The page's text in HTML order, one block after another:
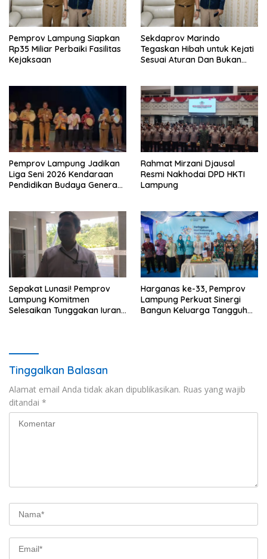
Pemprov Lampung Siapkan
Rp35 Miliar Perbaiki Fasilitas
Kejaksaan
Sekdaprov Marindo
Tegaskan Hibah untuk Kejati
Sesuai Aturan Dan Bukan
Pemprov Lampung Jadikan
Liga Seni 2026 Kendaraan
Pendidikan Budaya Generasi
Rahmat Mirzani Djausal
Resmi Nakhodai DPD HKTI
Lampung
Sepakat Lunasi! Pemprov
Lampung Komitmen
Selesaikan Tunggakan Iuran
Harganas ke-33, Pemprov
Lampung Perkuat Sinergi
Bangun Keluarga Tangguh
Tinggalkan Balasan
Alamat email Anda tidak akan dipublikasikan. Ruas yang wajib
ditandai *